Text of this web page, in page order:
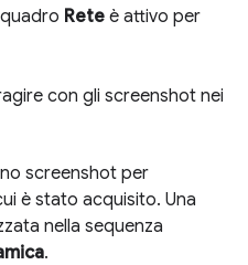
Rete è attivo per
con gli screenshot nei
screenshot per
è stato acquisito. Una
nella sequenza
.